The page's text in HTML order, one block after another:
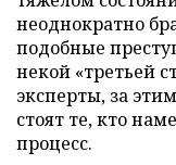
неоднократно
подобные
некой «третьей
эксперты, за
стоят те, кто
процесс.